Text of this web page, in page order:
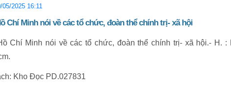
05/2025 16:11
Chí Minh nói về các tổ chức, đoàn thể chính trị- xã hội
Chí Minh nói về các tổ chức, đoàn thể chính trị- xã hội.- H. :
Kho Đọc PD.027831